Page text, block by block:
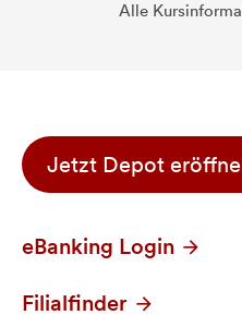
Alle
Jetzt Depot
eBanking Login
Filialfinder